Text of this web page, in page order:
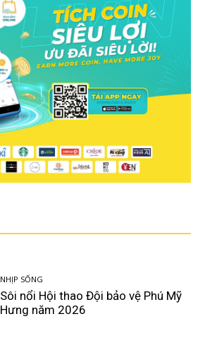
NHỊP SỐNG
Sôi nổi Hội thao Đội bảo vệ Phú Mỹ
Hưng năm 2026